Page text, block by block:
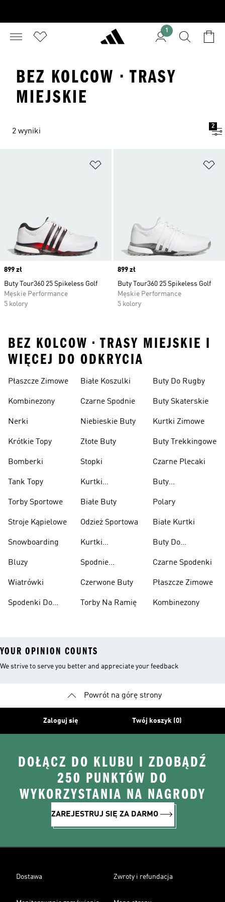
1
BEZ KOLCOW · TRASY
MIEJSKIE
2 wyniki
2
Price
899 zł
Buty Tour360 25 Spikeless Golf
Męskie Performance
5 kolory
Price
899 zł
Buty Tour360 25 Spikeless Golf
Męskie Performance
5 kolory
BEZ KOLCOW • TRASY MIEJSKIE I
WIĘCEJ DO ODKRYCIA
Płaszcze Zimowe
Kombinezony
Nerki
Krótkie Topy
Bomberki
Tank Topy
Torby Sportowe
Stroje Kąpielowe
Snowboarding
Bluzy
Wiatrówki
Spodenki Do
Białe Koszulki
Czarne Spodnie
Niebieskie Buty
Złote Buty
Stopki
Kurtki
Białe Buty
Odzież Sportowa
Kurtki
Spodnie
Czerwone Buty
Torby Na Ramię
Buty Do Rugby
Buty Skaterskie
Kurtki Zimowe
Buty Trekkingowe
Czarne Plecaki
Buty
Polary
Białe Kurtki
Buty Do
Czarne Spodenki
Płaszcze Zimowe
Kombinezony
YOUR OPINION COUNTS
We strive to serve you better and appreciate your feedback
Powrót na górę strony
Zaloguj się Twój koszyk (0)
DOŁĄCZ DO KLUBU I ZDOBĄDŹ
250 PUNKTÓW DO
WYKORZYSTANIA NA NAGRODY
ZAREJESTRUJ SIĘ ZA DARMO
Dostawa Zwroty i refundacja